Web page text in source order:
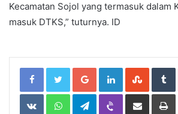
Kecamatan Sojol yang termasuk dalam
masuk DTKS,” tuturnya. ID
Google+LinkedIn
VKontakteWhatsAppTelegramViber Share
Email